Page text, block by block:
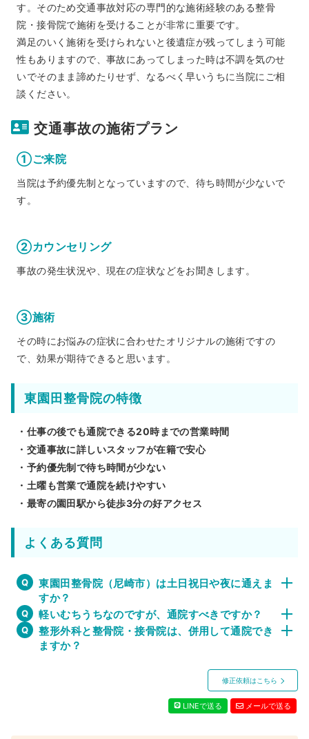
す。そのため交通事故対応の専門的な施術経験のある整骨
院・接骨院で施術を受けることが非常に重要です。
満足のいく施術を受けられないと後遺症が残ってしまう可能
性もありますので、事故にあってしまった時は不調を気のせ
いでそのまま諦めたりせず、なるべく早いうちに当院にご相
談ください。
交通事故の施術プラン
①ご来院
当院は予約優先制となっていますので、待ち時間が少ないで
す。
②カウンセリング
事故の発生状況や、現在の症状などをお聞きします。
③施術
その時にお悩みの症状に合わせたオリジナルの施術ですの
で、効果が期待できると思います。
東園田整骨院の特徴
・仕事の後でも通院できる20時までの営業時間
・交通事故に詳しいスタッフが在籍で安心
・予約優先制で待ち時間が少ない
・土曜も営業で通院を続けやすい
・最寄の園田駅から徒歩3分の好アクセス
よくある質問
東園田整骨院（尼崎市）は土日祝日や夜に通えま
すか？
軽いむちうちなのですが、通院すべきですか？
整形外科と整骨院・接骨院は、併用して通院でき
ますか？
修正依頼はこちら
LINEで送る メールで送る